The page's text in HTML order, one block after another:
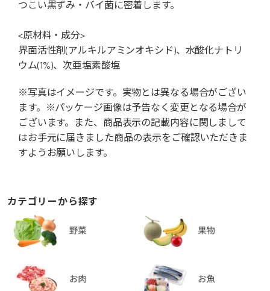
つこい黒ずみ・バイ菌に密着します。
<原材料・成分>
界面活性剤(アルキルアミンオキシド)、水酸化ナトリ
ウム(1%)、次亜塩素酸塩
※写真はイメージです。実物とは異なる場合がござい
ます。※パッケージ画像は予告なく変更となる場合が
ございます。また、商品表示の記載内容に関しまして
はお手元に届きました商品の表示をご確認いただきま
すようお願いします。
カテゴリーから探す